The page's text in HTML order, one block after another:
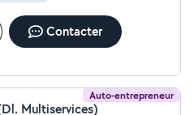
Contacter
Auto-entrepreneur
Multiservices)